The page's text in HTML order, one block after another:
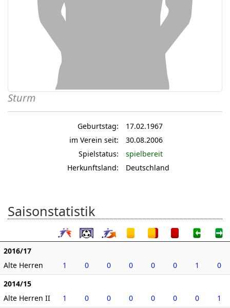
Sturm
Geburtstag:
17.02.1967
im Verein seit:
30.08.2006
Spielstatus:
spielbereit
Herkunftsland:
Deutschland
Saisonstatistik
2016/17
Alte Herren
1 0 0 0 0 0 1
0
2014/15
Alte Herren II
1 0 0 0 0 0 0
1